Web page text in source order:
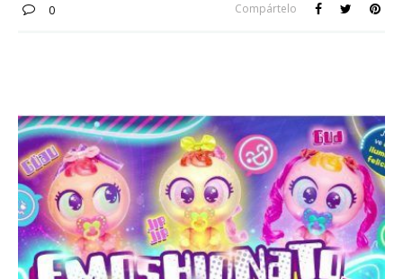
0 Compártelo